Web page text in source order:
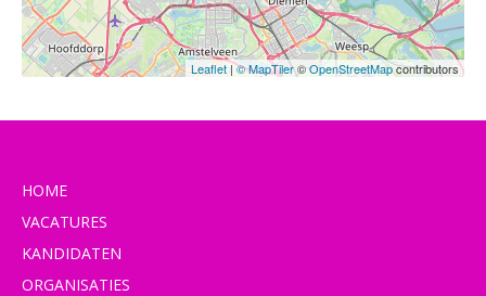
Leaflet|© MapTiler©OpenStreetMapcontributors
HOME
VACATURES
KANDIDATEN
ORGANISATIES